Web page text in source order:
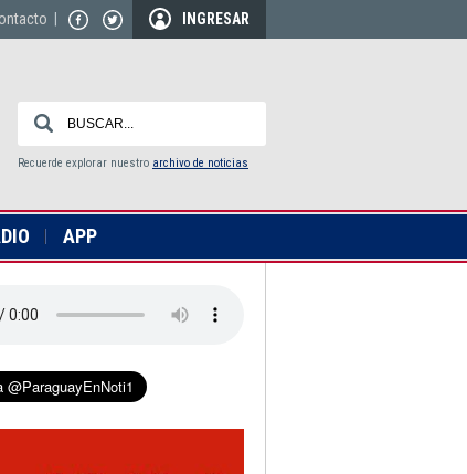
INGRESAR
Recuerde explorar nuestro archivo de noticias
APP